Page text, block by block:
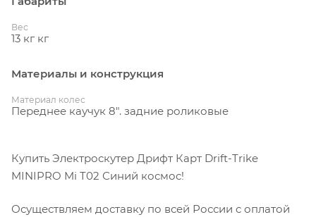
Вес
13 кг кг
Материалы и конструкция
Материал колес
Переднее каучук 8". задние роликовые
Купить Электроскутер Дрифт Карт Drift-Trike
MINIPRO Mi T02 Синий космос!
Осуществляем доставку по всей России с оплатой